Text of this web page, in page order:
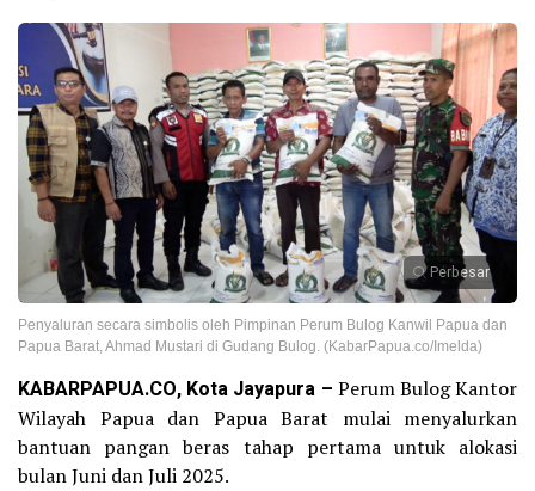
Perbesar
Penyaluran secara simbolis oleh Pimpinan Perum Bulog Kanwil Papua dan
Papua Barat, Ahmad Mustari di Gudang Bulog. (KabarPapua.co/Imelda)
KABARPAPUA.CO, Kota Jayapura – Perum Bulog Kantor
Wilayah Papua dan Papua Barat mulai menyalurkan
bantuan pangan beras tahap pertama untuk alokasi
bulan Juni dan Juli 2025.